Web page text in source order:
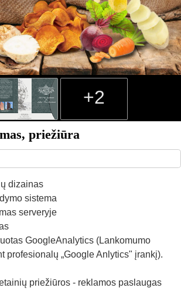
+2
priežiūra
dizainas
sistema
serveryje
GoogleAnalytics (Lankomumo
profesionalų „Google Anlytics" įrankį).
priežiūros - reklamos paslaugas